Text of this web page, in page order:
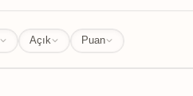
Açık Puan